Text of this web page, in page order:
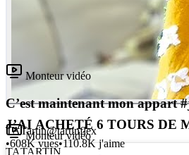
J’AI ACHETÉ 6 TOURS DE
TATARTIN
Monteur vidéo
Monteur vidéo
C’est maintenant mon appart
TATartin@tartinflex
•608K vues•110.8K j'aime